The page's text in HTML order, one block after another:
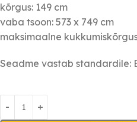
kõrgus: 149 cm
vaba tsoon: 573 x 749 cm
maksimaalne
Seadme vastab standardile: